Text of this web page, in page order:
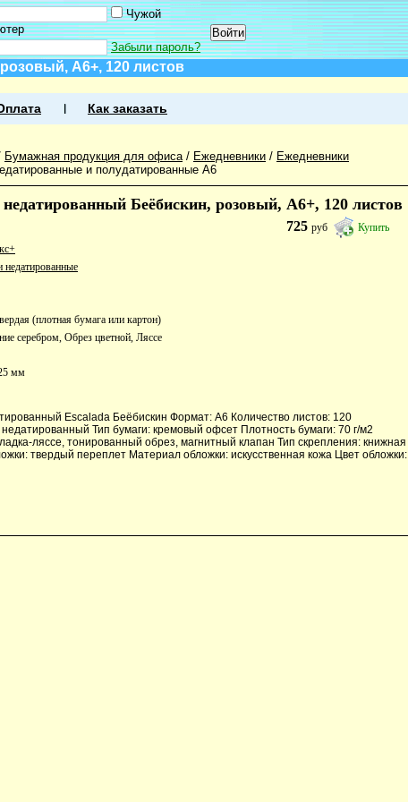
Чужой
Забыли пароль?
А6+, 120 листов
Как заказать
Бумажная продукция для офиса/ Ежедневники / Ежедневники
и полудатированные А6
Беёбискин, розовый, А6+, 120 листов
725руб Купить
недатированные
(плотная бумага или картон)
серебром, Обрез цветной, Ляссе
мм
Escalada Беёбискин Формат: А6 Количество листов: 120
недатированный Тип бумаги: кремовый офсет Плотность бумаги: 70 г/м2
ляссе, тонированный обрез, магнитный клапан Тип скрепления: книжная
твердый переплет Материал обложки: искусственная кожа Цвет обложки: